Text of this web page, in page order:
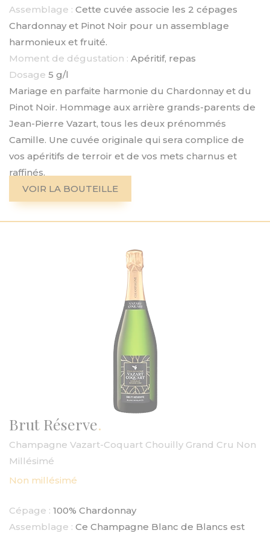
Assemblage : Cette cuvée associe les 2 cépages
Chardonnay et Pinot Noir pour un assemblage
harmonieux et fruité.
Moment de dégustation : Apéritif, repas
Dosage 5 g/l
Mariage en parfaite harmonie du Chardonnay et du
Pinot Noir. Hommage aux arrière grands-parents de
Jean-Pierre Vazart, tous les deux prénommés
Camille. Une cuvée originale qui sera complice de
vos apéritifs de terroir et de vos mets charnus et
raffinés.
VOIR LA BOUTEILLE
Brut Réserve
Champagne Vazart-Coquart Chouilly Grand Cru Non
Millésimé
Non millésimé
Cépage : 100% Chardonnay
Assemblage : Ce Champagne Blanc de Blancs est